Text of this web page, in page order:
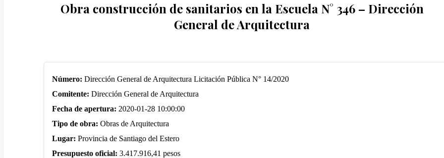
Obra construcción de sanitarios en la Escuela N° 346 – Dirección
General de Arquitectura
Número: Dirección General de Arquitectura Licitación Pública N° 14/2020
Comitente: Dirección General de Arquitectura
Fecha de apertura: 2020-01-28 10:00:00
Tipo de obra: Obras de Arquitectura
Lugar: Provincia de Santiago del Estero
Presupuesto oficial: 3.417.916,41 pesos